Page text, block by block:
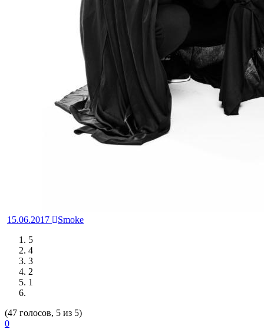
15.06.2017
Smoke
5
4
3
2
1
(47 голосов, 5 из 5)
0